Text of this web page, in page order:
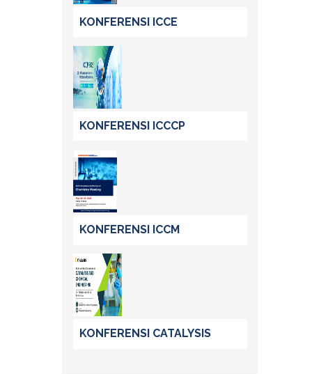
KONFERENSI ICCE
KONFERENSI ICCCP
KONFERENSI ICCM
KONFERENSI CATALYSIS